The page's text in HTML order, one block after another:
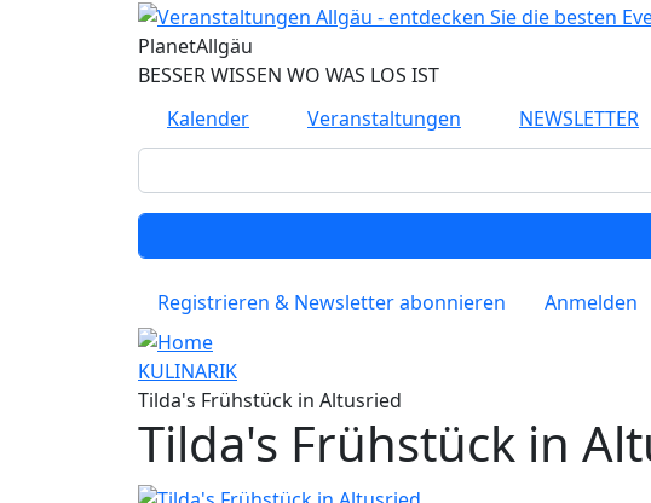
Direkt zum Inhalt
PlanetAllgäu
BESSER WISSEN WO WAS LOS IST
Kalender
Veranstaltungen NEWSLETTER
Registrieren & Newsletter abonnieren Anmelden
KULINARIK
Tilda's Frühstück in Altusried
Tilda's Frühstück in